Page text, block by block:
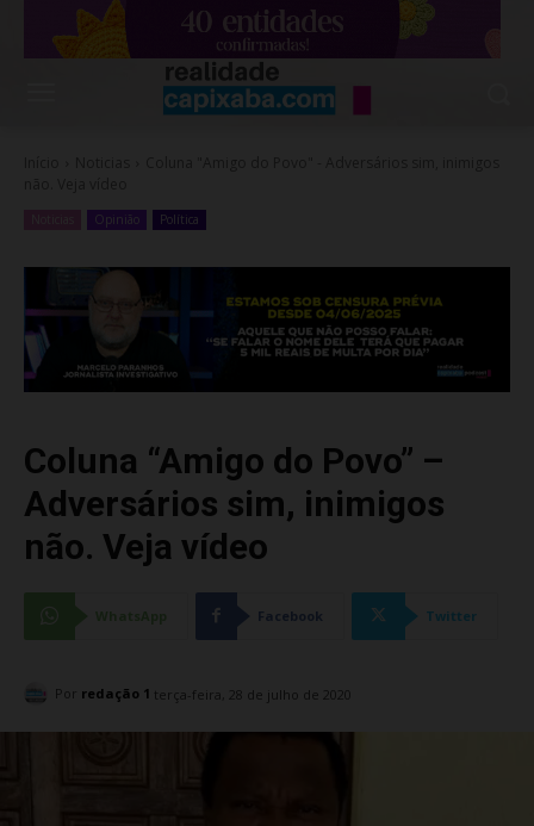
Opinião Política
Coluna “Amigo do Povo” –
Adversários sim, inimigos
não. Veja vídeo
Facebook Twitter
Por redação 1 terça-feira, 28 de julho de 2020